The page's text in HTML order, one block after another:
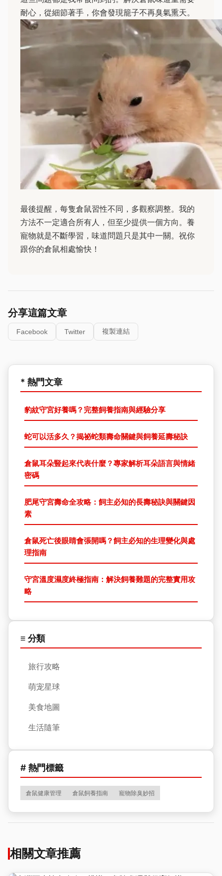
耐心，從細節著手，你會發現籠子不再臭氣熏天。
最後提醒，每隻倉鼠習性不同，多觀察調整。我的
方法不一定適合所有人，但至少提供一個方向。養
寵物就是不斷學習，味道問題只是其中一關。祝你
跟你的倉鼠相處愉快！
分享這篇文章
Facebook Twitter 複製連結
* 熱門文章
豹紋守宮好養嗎？完整飼養指南與經驗分享
蛇可以活多久？揭祕蛇類壽命關鍵與飼養延壽秘訣
倉鼠耳朵豎起來代表什麼？專家解析耳朵語言與情緒
密碼
肥尾守宮壽命全攻略：飼主必知的長壽秘訣與關鍵因
素
倉鼠死亡後眼睛會張開嗎？飼主必知的生理變化與處
理指南
守宮溫度濕度終極指南：解決飼養難題的完整實用攻
略
≡ 分類
旅行攻略
萌宠星球
美食地圖
生活隨筆
# 熱門標籤
倉鼠健康管理 倉鼠飼養指南 寵物除臭妙招
相關文章推薦